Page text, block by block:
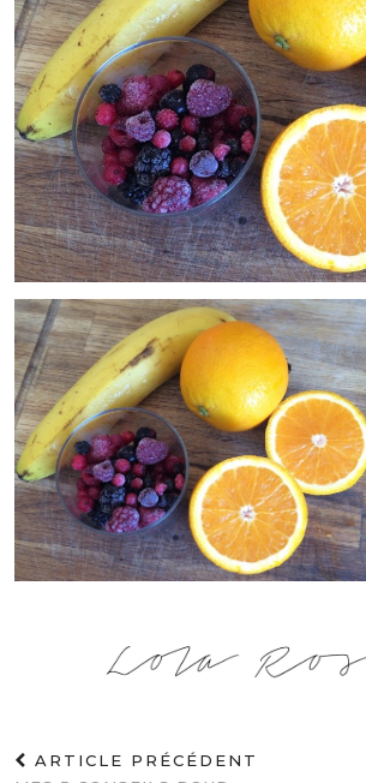
ARTICLE PRÉCÉDENT